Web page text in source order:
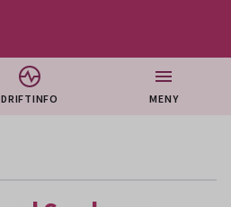
DRIFTINFO MENY